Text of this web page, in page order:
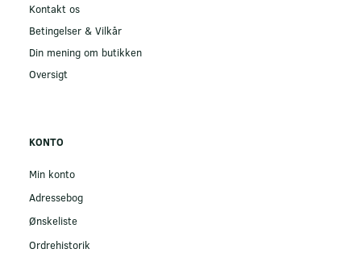
Kontakt os
Betingelser & Vilkår
Din mening om butikken
Oversigt
KONTO
Min konto
Adressebog
Ønskeliste
Ordrehistorik